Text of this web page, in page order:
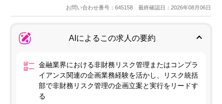
お問い合わせ番号：645158 最終確認日：2026年08月06日
AIによるこの求人の要約
金融業界における非財務リスク管理またはコンプラ
イアンス関連の企画業務経験を活かし、リスク統括
部で非財務リスク管理の企画立案と実行をリードす
る